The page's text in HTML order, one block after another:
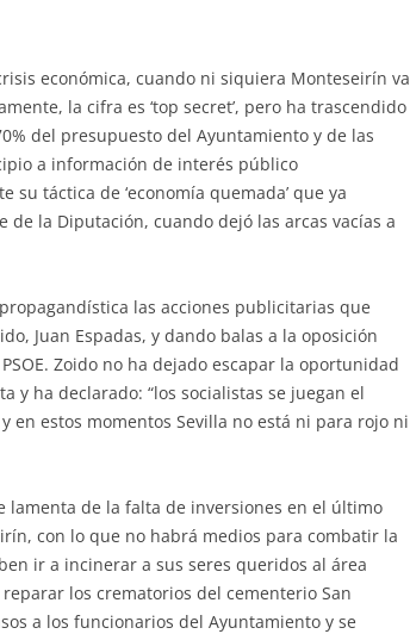
económica, cuando ni siquiera Monteseirín va
la cifra es ‘top secret’, pero ha trascendido
del presupuesto del Ayuntamiento y de las
a información de interés público
táctica de ‘economía quemada’ que ya
la Diputación, cuando dejó las arcas vacías a
las acciones publicitarias que
Juan Espadas, y dando balas a la oposición
Zoido no ha dejado escapar la oportunidad
ha declarado: “los socialistas se juegan el
en estos momentos Sevilla no está ni para rojo ni
lamenta de la falta de inversiones en el último
con lo que no habrá medios para combatir la
ir a incinerar a sus seres queridos al área
los crematorios del cementerio San
a los funcionarios del Ayuntamiento y se